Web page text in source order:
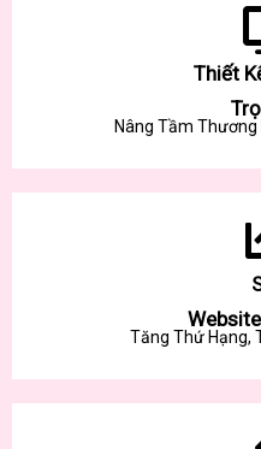
Thiết
Nâng Tầm Thương
Tăng Thứ Hạng,